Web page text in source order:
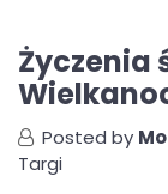
Życzenia
Posted by
Targi